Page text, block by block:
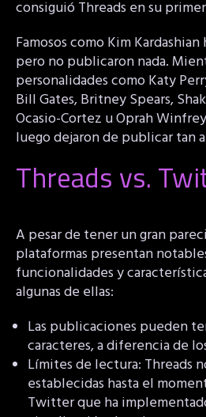
consiguió Threads en su
Famosos como Kim
pero no publicaron nada.
personalidades como Katy
Bill Gates, Britney Spears,
Ocasio-Cortez u Oprah
luego dejaron de publicar tan
Threads vs.
A pesar de tener un gran
plataformas presentan
funcionalidades y
algunas de ellas:
Las publicaciones pueden
caracteres, a diferencia de
Límites de lectura: Threads
establecidas hasta el
Twitter que ha